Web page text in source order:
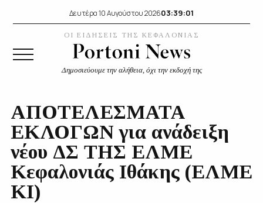
Δευτέρα 10 Αυγούστου 202603:39:02
ΟΙ ΕΙΔΗΣΕΙΣ ΤΗΣ ΚΕΦΑΛΟΝΙΑΣ
Δημοσιεύουμε την αλήθεια, όχι την εκδοχή της
ΑΠΟΤΕΛΕΣΜΑΤΑ
ΕΚΛΟΓΩΝ για ανάδειξη
νέου ΔΣ ΤΗΣ ΕΛΜΕ
Κεφαλονιάς Ιθάκης (ΕΛΜΕ
ΚΙ)